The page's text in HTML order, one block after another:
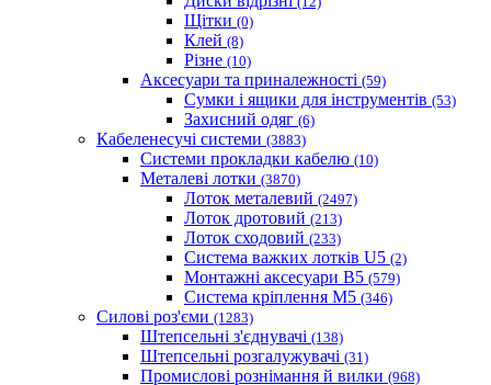
Щітки (0)
Клей (8)
Різне (10)
Аксесуари та приналежності (59)
Cумки і ящики для інструментів (53)
Захисний одяг (6)
Кабеленесучі системи (3883)
Системи прокладки кабелю (10)
Металеві лотки (3870)
Лоток металевий (2497)
Лоток дротовий (213)
Лоток сходовий (233)
Система важких лотків U5 (2)
Монтажні аксесуари B5 (579)
Система кріплення M5 (346)
Силові роз'єми (1283)
Штепсельні з'єднувачі (138)
Штепсельні розгалужувачі (31)
Промислові рознімання й вилки (968)